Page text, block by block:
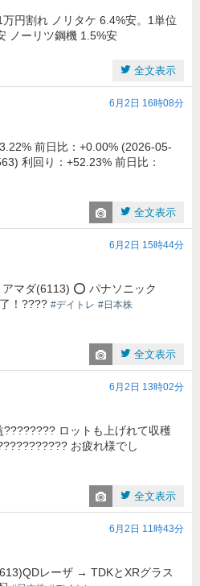
円割れ ノリタケ 6.4%安。1単位
ノーリツ鋼機 1.5%安
全文表示
6月2日 16時08分
前日比：+0.00% (2026-05-
利回り：+52.23% 前日比：
全文表示
6月2日 15時44分
マダ(6113) ⭕️ パナソニック
！???? #デイトレ #日本株
全文表示
6月2日 13時02分
ロットも上げれて収穫
お疲れ様でし
全文表示
6月2日 11時43分
レーザ → TDKとXRグラス